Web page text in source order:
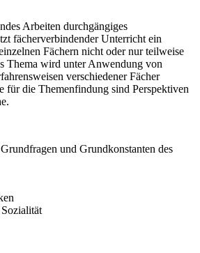
Arbeiten durchgängiges
fächerverbindender Unterricht ein
Fächern nicht oder nur teilweise
Thema wird unter Anwendung von
verschiedener Fächer
für die Themenfindung sind Perspektiven
und Grundkonstanten des